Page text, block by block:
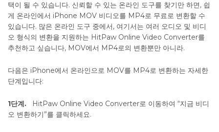
택이 될 수 있습니다. 신뢰할 수 있는 온라인 도구를 찾기만 하면, 쉽
게 온라인에서 iPhone MOV 비디오를 MP4로 무료로 변환할 수
있습니다. 많은 온라인 도구 중에서, 여기서는 여러 오디오 및 비디
오 형식의 변환을 지원하는 HitPaw Online Video Converter를
추천하고 싶습니다, MOV에서 MP4로의 변환뿐만 아니라.
다음은 iPhone에서 온라인으로 MOV를 MP4로 변환하는 자세한
단계입니다:
1단계.
HitPaw Online Video Converter로 이동하여 “지금 비디
오 변환하기”를 클릭하세요.